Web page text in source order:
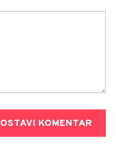
OSTAVI KOMENTAR